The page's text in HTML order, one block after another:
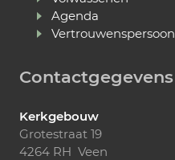
Agenda
Vertrouwenspersoon
Contactgegevens
Kerkgebouw
Grotestraat 19
4264 RH Veen